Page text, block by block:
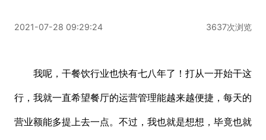
2021-07-28 09:29:24 3637次浏览
我呢，干餐饮行业也快有七八年了！打从一开始干这
行，我就一直希望餐厅的运营管理能越来越便捷， 每天的
营业额能多提上去一点。不过，我也就是想想，毕竟也就